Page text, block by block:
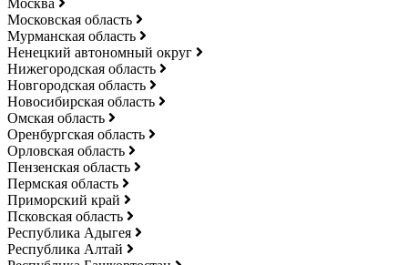
Москва
Московская область
Мурманская область
Ненецкий автономный округ
Нижегородская область
Новгородская область
Новосибирская область
Омская область
Оренбургская область
Орловская область
Пензенская область
Пермская область
Приморский край
Псковская область
Республика Адыгея
Республика Алтай